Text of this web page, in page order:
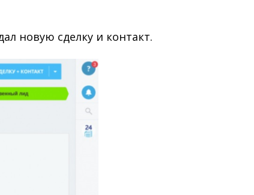
новую сделку и контакт.